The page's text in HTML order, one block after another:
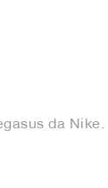
da Nike.